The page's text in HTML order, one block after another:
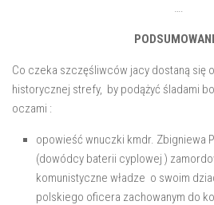
….
Co czeka szczęśliwców jacy dostaną się
historycznej strefy, by podążyć śladami
oczami :
opowieść wnuczki kmdr. Zbigniewa
(dowódcy baterii cyplowej )
komunistyczne władze o swoim
polskiego oficera zachowanym do